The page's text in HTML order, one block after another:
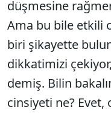
düşmesine
Ama bu bile etkili
biri şikayette
dikkatimizi
demiş. Bilin
cinsiyeti ne?